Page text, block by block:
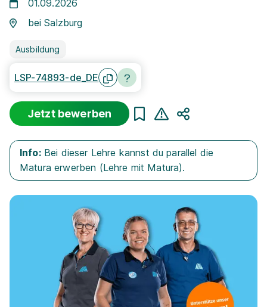
01.09.2026
bei Salzburg
Ausbildung
LSP-74893-de_DE
Jetzt bewerben
Info: Bei dieser Lehre kannst du parallel die
Matura erwerben (Lehre mit Matura).